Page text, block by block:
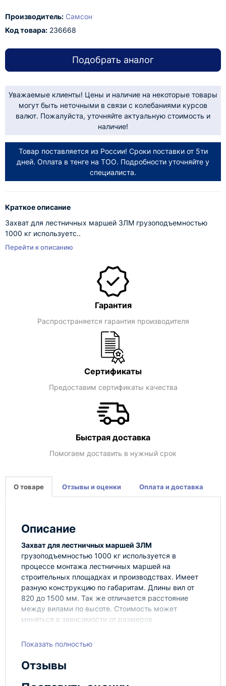
Производитель: Самсон
Код товара: 236668
Подобрать аналог
Уважаемые клиенты! Цены и наличие на некоторые товары
могут быть неточными в связи с колебаниями курсов
валют. Пожалуйста, уточняйте актуальную стоимость и
наличие!
Товар поставляется из России! Сроки поставки от 5ти
дней. Оплата в тенге на ТОО. Подробности уточняйте у
специалиста.
Краткое описание
Захват для лестничных маршей ЗЛМ грузоподъемностью
1000 кг используетс..
Перейти к описанию
Гарантия
Распространяется гарантия производителя
Сертификаты
Предоставим сертификаты качества
Быстрая доставка
Помогаем доставить в нужный срок
О товаре Отзывы и оценки Оплата и доставка
Описание
Захват для лестничных маршей ЗЛМ
грузоподъемностью 1000 кг используется в
процессе монтажа лестничных маршей на
строительных площадках и производствах. Имеет
разную конструкцию по габаритам. Длины вил от
820 до 1500 мм. Так же отличается расстояние
между вилами по высоте. Стоимость может
меняться в зависимости от размеров.
образный крюк, что позволяет значительно снизить
временные затраты при строповке груза. Захват
подбирается таким образом, чтобы длина несущего
Показать полностью
Отзывы